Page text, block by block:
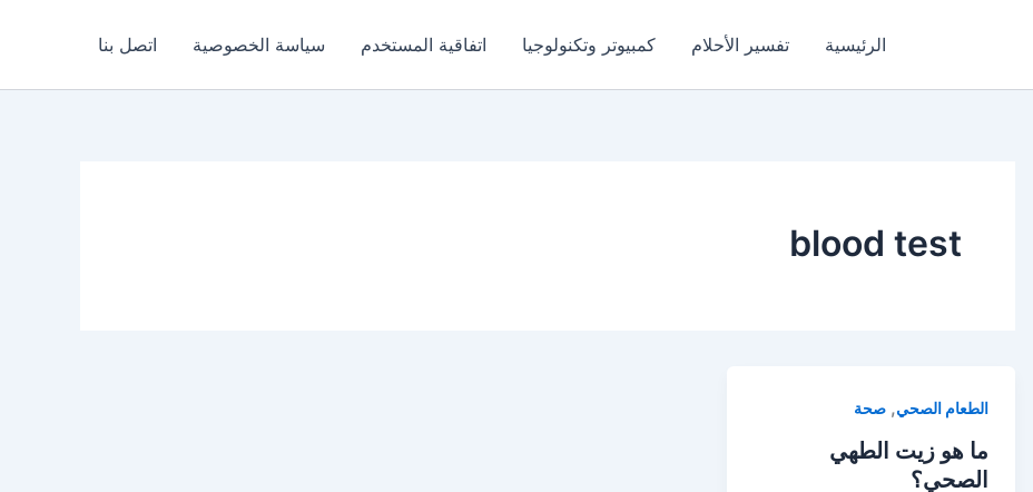
الرئيسية تفسير الأحلام كمبيوتر وتكنولوجيا اتفاقية المستخدم سياسة الخصوصية اتصل بنا
blood test
الطعام الصحي, صحة
ما هو زيت الطهي
الصحي؟